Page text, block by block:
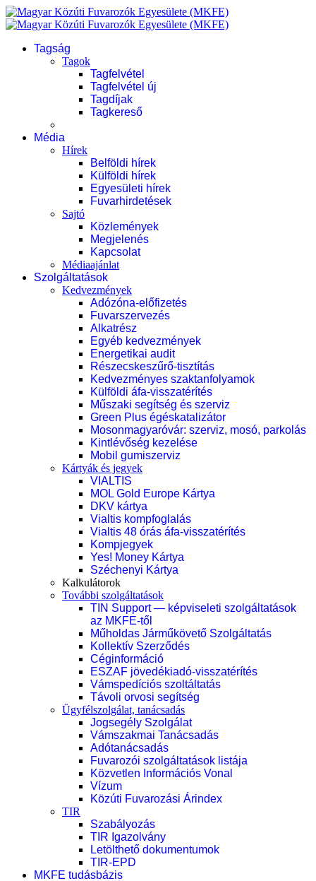
Tagság
Tagok
Tagfelvétel
Tagfelvétel új
Tagdíjak
Tagkereső
Média
Hírek
Belföldi hírek
Külföldi hírek
Egyesületi hírek
Fuvarhirdetések
Sajtó
Közlemények
Megjelenés
Kapcsolat
Médiaajánlat
Szolgáltatások
Kedvezmények
Adózóna-előfizetés
Fuvarszervezés
Alkatrész
Egyéb kedvezmények
Energetikai audit
Részecskeszűrő-tisztítás
Kedvezményes szaktanfolyamok
Külföldi áfa-visszatérítés
Műszaki segítség és szerviz
Green Plus égéskatalizátor
Mosonmagyaróvár: szerviz, mosó, parkolás
Kintlévőség kezelése
Mobil gumiszerviz
Kártyák és jegyek
VIALTIS
MOL Gold Europe Kártya
DKV kártya
Vialtis kompfoglalás
Vialtis 48 órás áfa-visszatérítés
Kompjegyek
Yes! Money Kártya
Széchenyi Kártya
Kalkulátorok
További szolgáltatások
TIN Support — képviseleti szolgáltatások
az MKFE-től
Műholdas Járműkövető Szolgáltatás
Kollektív Szerződés
Céginformáció
ESZAF jövedékiadó-visszatérítés
Vámspedíciós szoltáltatás
Távoli orvosi segítség
Ügyfélszolgálat, tanácsadás
Jogsegély Szolgálat
Vámszakmai Tanácsadás
Adótanácsadás
Fuvarozói szolgáltatások listája
Közvetlen Információs Vonal
Vízum
Közúti Fuvarozási Árindex
TIR
Szabályozás
TIR Igazolvány
Letölthető dokumentumok
TIR-EPD
MKFE tudásbázis